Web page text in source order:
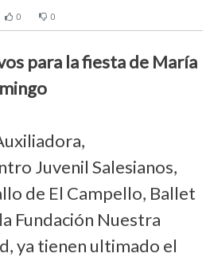
0 0
para la fiesta de María
Juvenil Salesianos,
de El Campello, Ballet
Fundación Nuestra
ya tienen ultimado el